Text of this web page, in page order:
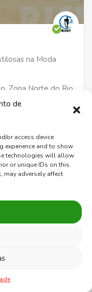
de
or access device
experience and to show
technologies will allow
or unique IDs on this
may adversely affect
na Moda
Zona Norte do Rio